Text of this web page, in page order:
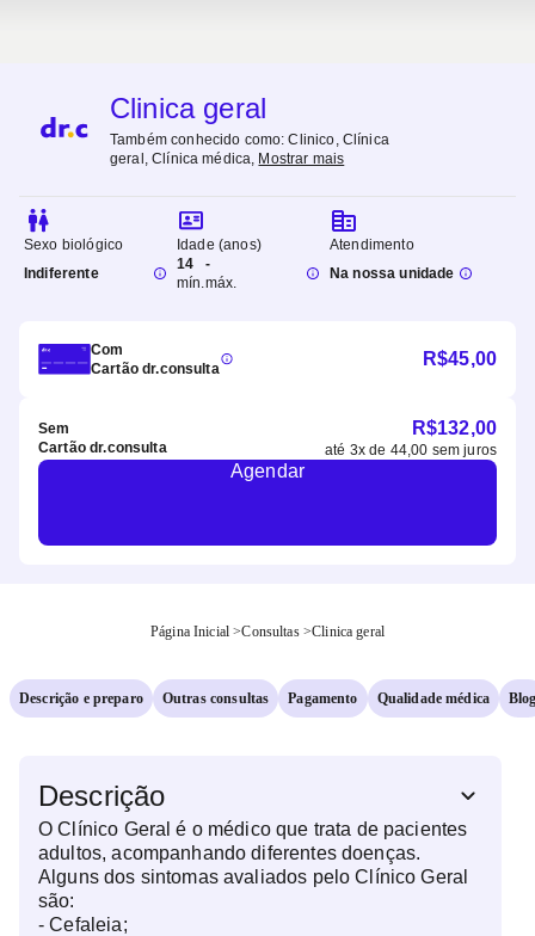
Clinica geral
Também conhecido como:Clinico, Clínica
geral, Clínica médica, Mostrar mais
Sexo biológico
Indiferente
Idade (anos)
14
mín.
-
máx.
Atendimento
Na nossa unidade
Com
Cartão dr.consulta
R$45,00
Sem
Cartão dr.consulta
R$132,00
até 3x de 44,00 sem juros
Agendar
Página Inicial >Consultas >Clinica geral
Descrição e preparo Outras consultas Pagamento Qualidade médica
Descrição
O Clínico Geral é o médico que trata de pacientes
adultos, acompanhando diferentes doenças.
Alguns dos sintomas avaliados pelo Clínico Geral
são:
- Cefaleia;